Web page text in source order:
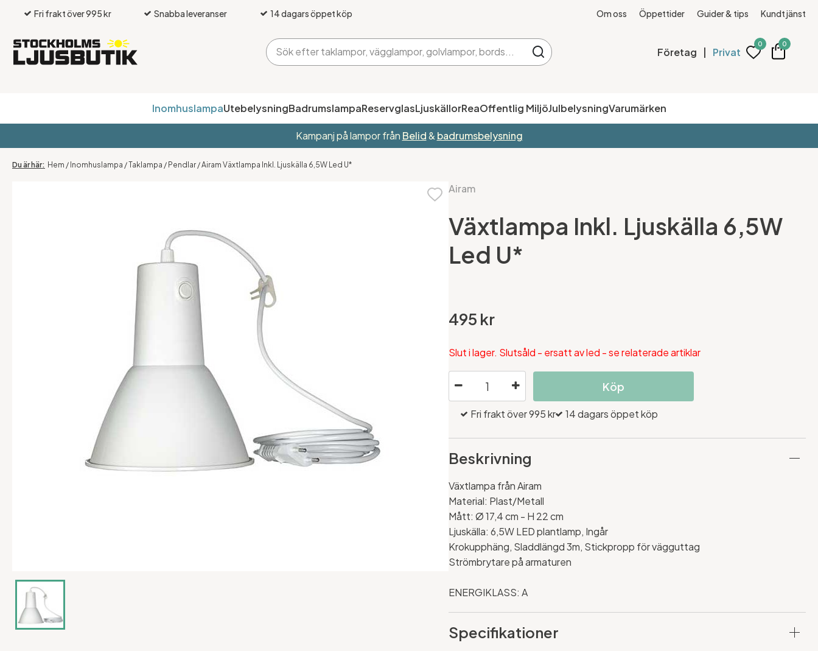
Fri frakt över 995 kr Snabba leveranser 14 dagars öppet köp Om oss Öppettider Guider & tips Kundtjänst
Företag | Privat
0 0
InomhuslampaUtebelysningBadrumslampaReservglasLjuskällorReaOffentlig MiljöJulbelysningVarumärken
Kampanj på lampor från Belid& badrumsbelysning
Hem / Inomhuslampa /Taklampa / Pendlar /Airam Växtlampa Inkl. Ljuskälla 6,5W Led U*
Airam
Växtlampa Inkl. Ljuskälla 6,5W
Led U*
495 kr
Slut i lager. Slutsåld - ersatt av led - se relaterade artiklar
Köp
Fri frakt över 995 kr 14 dagars öppet köp
Beskrivning
Växtlampa från Airam
Material: Plast/Metall
Mått:Ø 17,4 cm - H 22 cm
Ljuskälla: 6,5W LED plantlamp, Ingår
Krokupphäng, Sladdlängd 3m, Stickpropp för vägguttag
Strömbrytare på armaturen
ENERGIKLASS: A
Specifikationer